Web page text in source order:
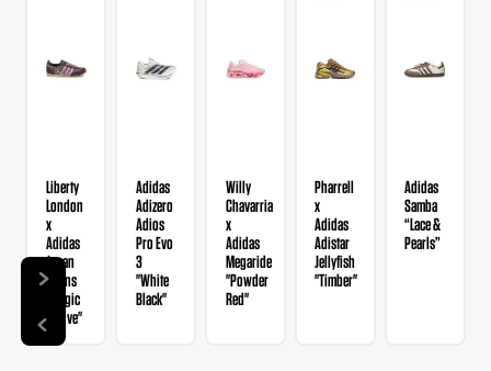
Liberty
London
x
Adidas
Japan
Wmns
"Magic
Mauve"
Adidas
Adizero
Adios
Pro Evo
3
"White
Black"
Willy
Chavarria
x
Adidas
Megaride
"Powder
Red"
Pharrell
x
Adidas
Adistar
Jellyfish
"Timber"
Adidas
Samba
“Lace &
Pearls”